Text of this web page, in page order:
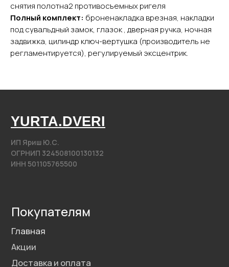
снятия полотна2 противосъемных ригеля
Полный комплект: броненакладка врезная, накладки
под сувальдный замок, глазок , дверная ручка, ночная
задвижка, цилиндр ключ-вертушка (производитель не
регламентируется), регулируемый эксцентрик.
Фурнитура
Арки
yurta.2020@mail.ru
Контакты
Разработка сайта
@2020−2025. Все права защищены.